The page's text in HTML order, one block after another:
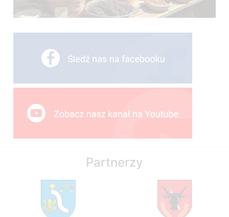
Partnerzy